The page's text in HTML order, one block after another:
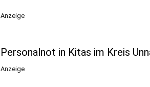
Anzeige
Personalnot in Kitas im Kreis
Anzeige